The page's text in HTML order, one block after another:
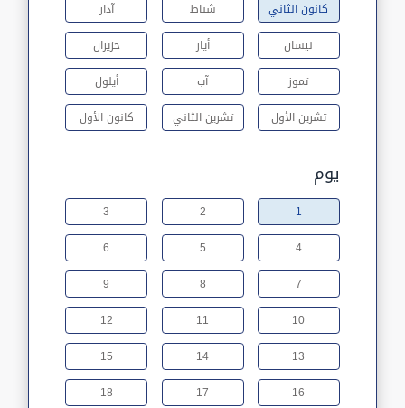
كانون الثاني شباط
آذار
نيسان
أيار
حزيران
تموز
آب
أيلول
تشرين الأول
تشرين الثاني كانون الأول
يوم
1
2
3
4
5
6
7
8
9
10
11
12
13
14
15
16
17
18